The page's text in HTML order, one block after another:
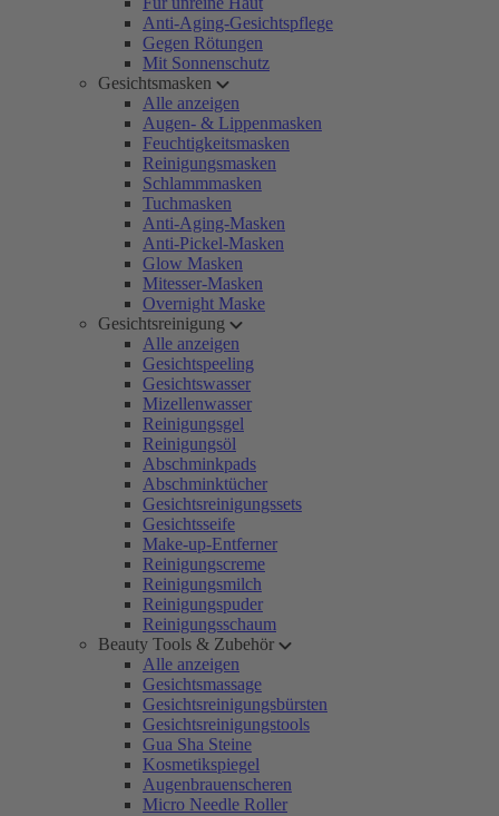
Anti-Aging-Gesichtspflege
Gegen Rötungen
Mit Sonnenschutz
Gesichtsmasken
Alle anzeigen
Augen- & Lippenmasken
Feuchtigkeitsmasken
Reinigungsmasken
Schlammmasken
Tuchmasken
Anti-Aging-Masken
Anti-Pickel-Masken
Glow Masken
Mitesser-Masken
Overnight Maske
Gesichtsreinigung
Alle anzeigen
Gesichtspeeling
Gesichtswasser
Mizellenwasser
Reinigungsgel
Reinigungsöl
Abschminkpads
Abschminktücher
Gesichtsreinigungssets
Gesichtsseife
Make-up-Entferner
Reinigungscreme
Reinigungsmilch
Reinigungspuder
Reinigungsschaum
Beauty Tools & Zubehör
Alle anzeigen
Gesichtsmassage
Gesichtsreinigungsbürsten
Gesichtsreinigungstools
Gua Sha Steine
Kosmetikspiegel
Augenbrauenscheren
Micro Needle Roller